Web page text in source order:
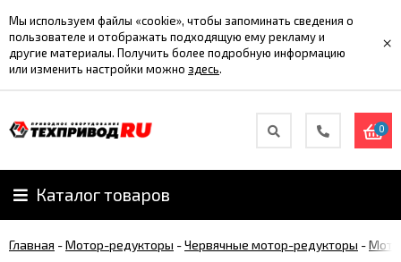
Мы используем файлы «cookie», чтобы запоминать сведения о
пользователе и отображать подходящую ему рекламу и
другие материалы. Получить более подробную информацию
или изменить настройки можно здесь.
×
0
Каталог товаров
Главная -Мотор-редукторы -Червячные мотор-редукторы -